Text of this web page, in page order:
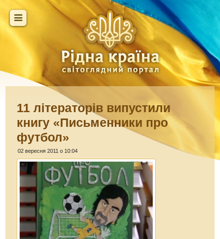
11 літераторів випустили
книгу «Письменники про
футбол»
02 вересня 2011 о 10:04